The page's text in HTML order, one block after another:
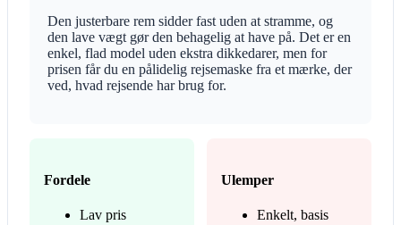
Den justerbare rem sidder fast uden at stramme, og
den lave vægt gør den behagelig at have på. Det er en
enkel, flad model uden ekstra dikkedarer, men for
prisen får du en pålidelig rejsemaske fra et mærke, der
ved, hvad rejsende har brug for.
Fordele
Lav pris
Ulemper
Enkelt, basis